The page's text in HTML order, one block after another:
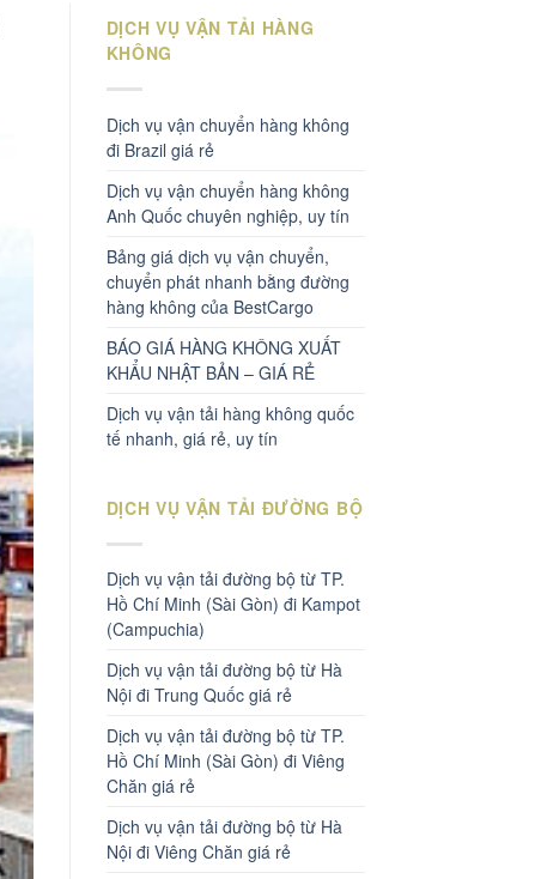
DỊCH VỤ VẬN TẢI HÀNG
KHÔNG
Dịch vụ vận chuyển hàng không
đi Brazil giá rẻ
Dịch vụ vận chuyển hàng không
Anh Quốc chuyên nghiệp, uy tín
Bảng giá dịch vụ vận chuyển,
chuyển phát nhanh bằng đường
hàng không của BestCargo
BÁO GIÁ HÀNG KHÔNG XUẤT
KHẨU NHẬT BẢN – GIÁ RẺ
Dịch vụ vận tải hàng không quốc
tế nhanh, giá rẻ, uy tín
DỊCH VỤ VẬN TẢI ĐƯỜNG BỘ
Dịch vụ vận tải đường bộ từ TP.
Hồ Chí Minh (Sài Gòn) đi Kampot
(Campuchia)
Dịch vụ vận tải đường bộ từ Hà
Nội đi Trung Quốc giá rẻ
Dịch vụ vận tải đường bộ từ TP.
Hồ Chí Minh (Sài Gòn) đi Viêng
Chăn giá rẻ
Dịch vụ vận tải đường bộ từ Hà
Nội đi Viêng Chăn giá rẻ